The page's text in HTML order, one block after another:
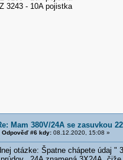
3243 - 10A pojistka
Mam 380V/24A se zasuvkou
Odpověď #6 kdy:08.12.2020, 15:08 »
otázke: Špatne chápete údaj "